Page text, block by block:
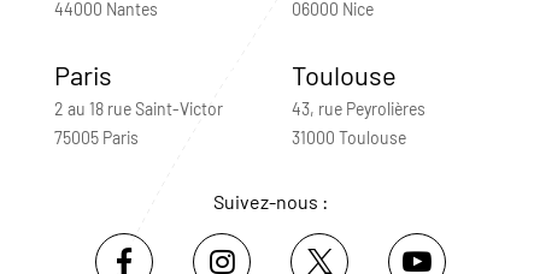
44000 Nantes
06000 Nice
Paris
2 au 18 rue Saint-Victor
75005 Paris
Toulouse
43, rue Peyrolières
31000 Toulouse
Suivez-nous :